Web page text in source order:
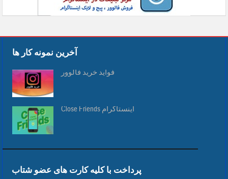
آخرین نمونه کار ها
فواید خرید فالوور
Close Friends اینستاگرام
پرداخت با کلیه کارت های عضو شتاب